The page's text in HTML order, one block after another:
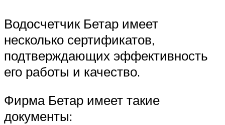
Водосчетчик Бетар имеет
несколько сертификатов,
подтверждающих эффективность
его работы и качество.
Фирма Бетар имеет такие
документы: